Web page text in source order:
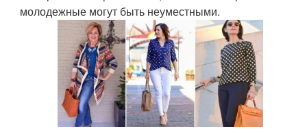
молодежные могут быть неуместными.